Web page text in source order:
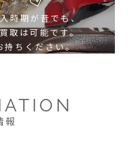
時期が昔でも、
取は可能です。
持ちください。
報